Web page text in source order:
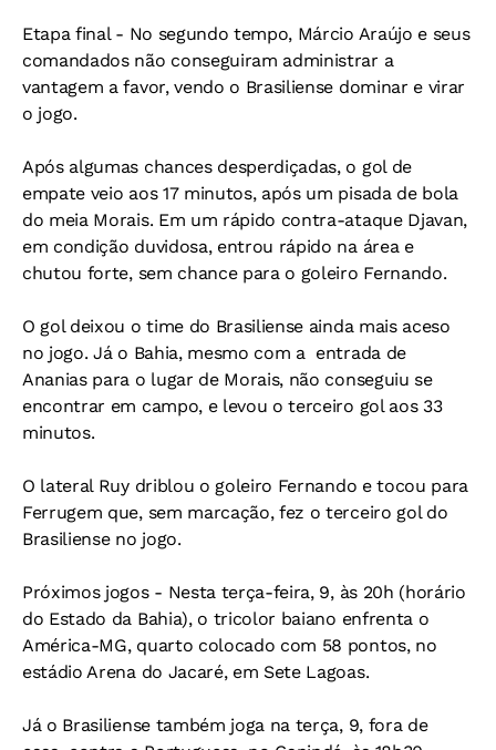
Etapa final - No segundo tempo, Márcio Araújo e seus
comandados não conseguiram administrar a
vantagem a favor, vendo o Brasiliense dominar e virar
o jogo.
Após algumas chances desperdiçadas, o gol de
empate veio aos 17 minutos, após um pisada de bola
do meia Morais. Em um rápido contra-ataque Djavan,
em condição duvidosa, entrou rápido na área e
chutou forte, sem chance para o goleiro Fernando.
O gol deixou o time do Brasiliense ainda mais aceso
no jogo. Já o Bahia, mesmo com a entrada de
Ananias para o lugar de Morais, não conseguiu se
encontrar em campo, e levou o terceiro gol aos 33
minutos.
O lateral Ruy driblou o goleiro Fernando e tocou para
Ferrugem que, sem marcação, fez o terceiro gol do
Brasiliense no jogo.
Próximos jogos - Nesta terça-feira, 9, às 20h (horário
do Estado da Bahia), o tricolor baiano enfrenta o
América-MG, quarto colocado com 58 pontos, no
estádio Arena do Jacaré, em Sete Lagoas.
Já o Brasiliense também joga na terça, 9, fora de